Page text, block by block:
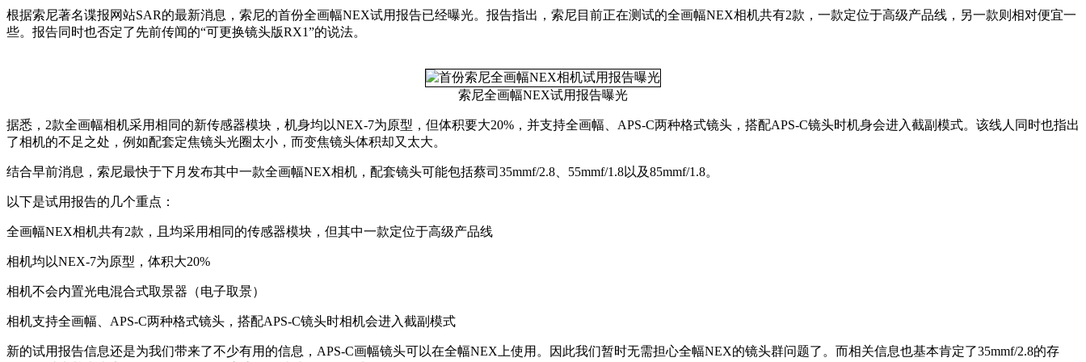
根据索尼著名谍报网站SAR的最新消息，索尼的首份全画幅NEX试用报告已经曝光。报告指出，索尼目前正在测试的全画幅NEX相机共有2款，一款定位于高级产品线，另一款则相对便宜一
些。报告同时也否定了先前传闻的“可更换镜头版RX1”的说法。
索尼全画幅NEX试用报告曝光
据悉，2款全画幅相机采用相同的新传感器模块，机身均以NEX-7为原型，但体积要大20%，并支持全画幅、APS-C两种格式镜头，搭配APS-C镜头时机身会进入截副模式。该线人同时也指出
了相机的不足之处，例如配套定焦镜头光圈太小，而变焦镜头体积却又太大。
结合早前消息，索尼最快于下月发布其中一款全画幅NEX相机，配套镜头可能包括蔡司35mmf/2.8、55mmf/1.8以及85mmf/1.8。
以下是试用报告的几个重点：
全画幅NEX相机共有2款，且均采用相同的传感器模块，但其中一款定位于高级产品线
相机均以NEX-7为原型，体积大20%
相机不会内置光电混合式取景器（电子取景）
相机支持全画幅、APS-C两种格式镜头，搭配APS-C镜头时相机会进入截副模式
新的试用报告信息还是为我们带来了不少有用的信息，APS-C画幅镜头可以在全幅NEX上使用。因此我们暂时无需担心全幅NEX的镜头群问题了。而相关信息也基本肯定了35mmf/2.8的存